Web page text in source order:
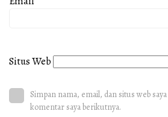
Situs Web
Simpan nama, email, dan situs web
komentar saya berikutnya.